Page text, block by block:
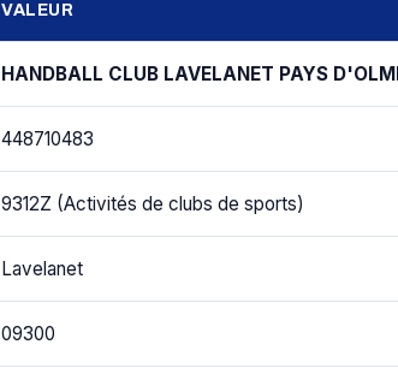
VALEUR
HANDBALL CLUB LAVELANET PAYS
448710483
9312Z (Activités de clubs de sports)
Lavelanet
09300